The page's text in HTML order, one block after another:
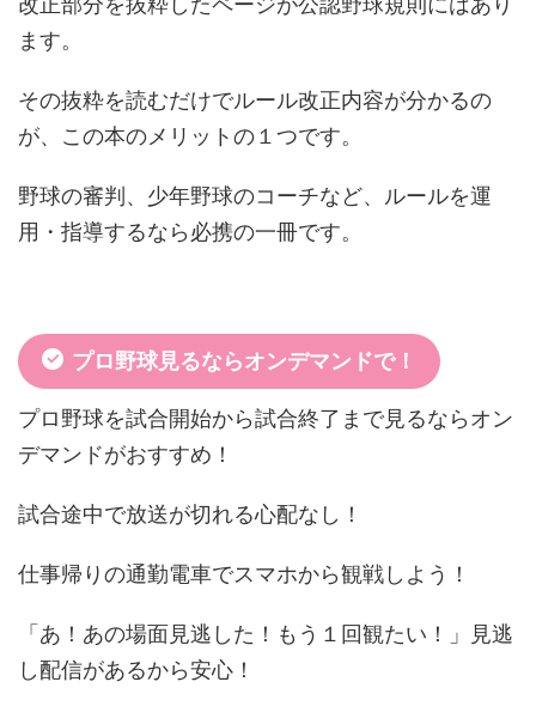
ます。
その抜粋を読むだけでルール改正内容が分かるの
が、この本のメリットの１つです。
野球の審判、少年野球のコーチなど、ルールを運
用・指導するなら必携の一冊です。
プロ野球見るならオンデマンドで！
プロ野球を試合開始から試合終了まで見るならオン
デマンドがおすすめ！
試合途中で放送が切れる心配なし！
仕事帰りの通勤電車でスマホから観戦しよう！
「あ！あの場面見逃した！もう１回観たい！」見逃
し配信があるから安心！